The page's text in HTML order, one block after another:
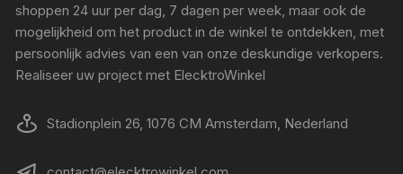
shoppen 24 uur per dag, 7 dagen per week, maar ook de
mogelijkheid om het product in de winkel te ontdekken, met
persoonlijk advies van een van onze deskundige verkopers.
Realiseer uw project met ElecktroWinkel
Stadionplein 26, 1076 CM Amsterdam, Nederland